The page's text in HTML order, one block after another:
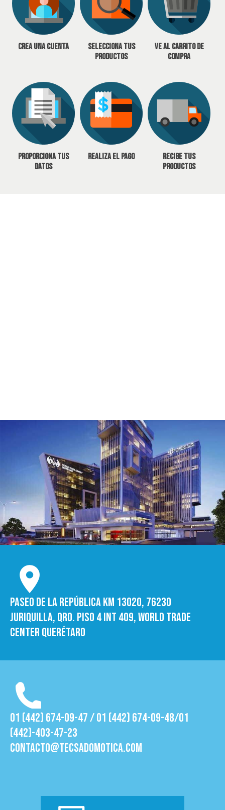
Crea una cuenta
Selecciona tus
productos
Ve al carrito de
compra
Proporciona tus
datos
Realiza el pago
Recibe tus
productos
Paseo de la República Km 13020, 76230
Juriquilla, Qro. Piso 4 int 409, World trade
Center Querétaro
01 (442) 674-09-47 / 01 (442) 674-09-48/01
(442)-403-47-23
contacto@tecsadomotica.com